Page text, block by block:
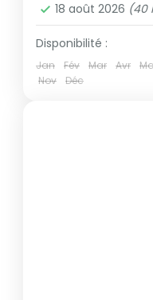
18 août 2026 (40
Disponibilité :
Jan Fév Mar Avr
Nov
Déc